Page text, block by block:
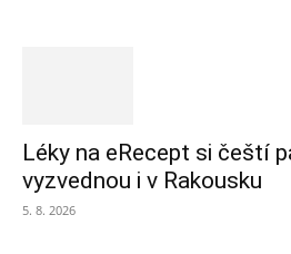
Léky na eRecept si čeští
vyzvednou i v Rakousku
5. 8. 2026